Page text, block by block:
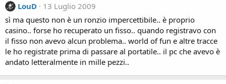
LouD
13 Luglio 2009
sì ma questo non è un ronzio impercettibile.. è proprio
casino.. forse ho recuperato un fisso.. quando registravo con
il fisso non avevo alcun problema.. world of fun e altre tracce
le ho registrate prima di passare al portatile.. il pc che avevo è
andato letteralmente in mille pezzi..